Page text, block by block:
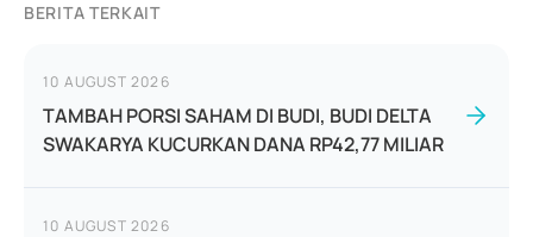
BERITA TERKAIT
10 AUGUST 2026
TAMBAH PORSI SAHAM DI BUDI, BUDI DELTA
SWAKARYA KUCURKAN DANA RP42,77 MILIAR
10 AUGUST 2026